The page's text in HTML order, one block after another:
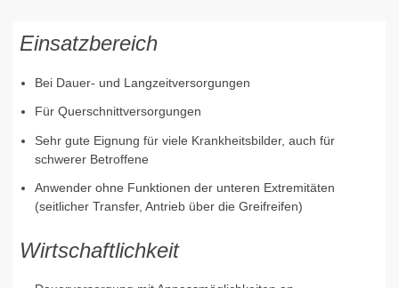
Einsatzbereich
Bei Dauer- und Langzeitversorgungen
Für Querschnittversorgungen
Sehr gute Eignung für viele Krankheitsbilder, auch für
schwerer Betroffene
Anwender ohne Funktionen der unteren Extremitäten
(seitlicher Transfer, Antrieb über die Greifreifen)
Wirtschaftlichkeit